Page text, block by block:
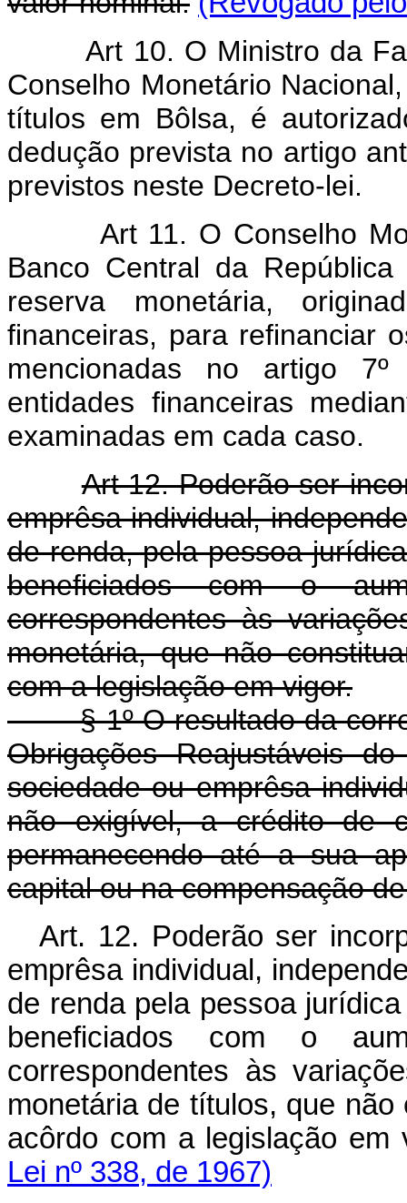
Art 10. O Ministro da
Conselho Monetário
títulos em Bôlsa, é
dedução prevista no artigo
previstos neste Decreto-lei.
Art 11. O Conselho
Banco Central da
reserva monetária,
financeiras, para refinanciar
mencionadas no artigo
entidades financeiras
examinadas em cada caso.
Art 12. Poderão ser
emprêsa individual,
de renda, pela pessoa
beneficiados com o
correspondentes às
monetária, que não
com a legislação em vigor.
§ 1º O resultado da
Obrigações Reajustáveis
sociedade ou emprêsa
não exigível, a crédito de
permanecendo até a sua
capital ou na compensação
Art. 12. Poderão ser
emprêsa individual,
de renda pela pessoa
beneficiados com o
correspondentes às
monetária de títulos, que
acôrdo com a legislação em
Lei nº 338, de 1967)